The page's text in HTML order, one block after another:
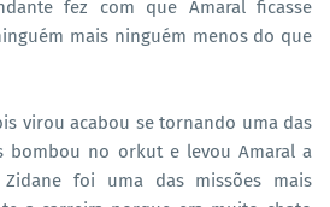
fez com que Amaral ficasse
mais ninguém menos do que
virou acabou se tornando uma das
bombou no orkut e levou Amaral a
foi uma das missões mais